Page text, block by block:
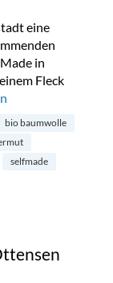
eine
in
Fleck
Messe in
bio baumwolle
selfmade